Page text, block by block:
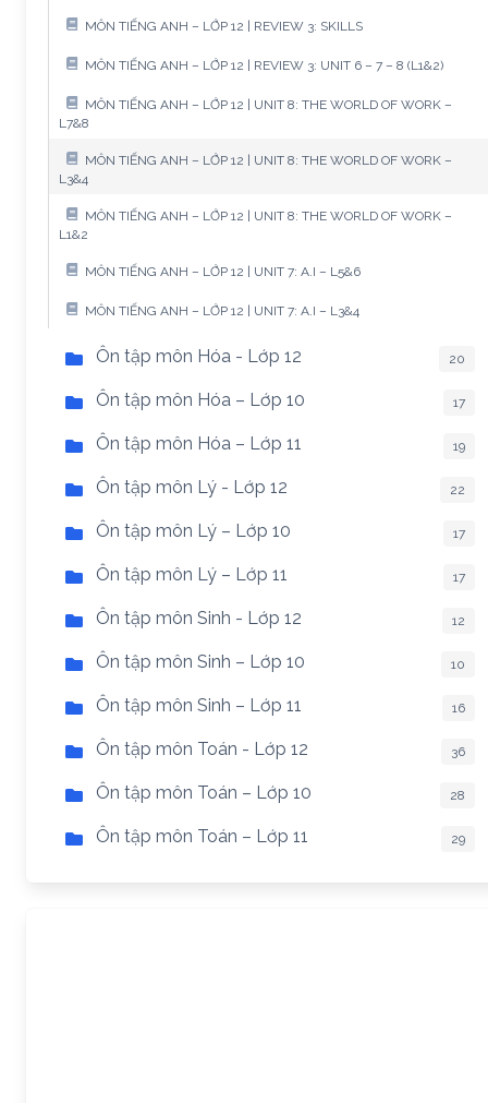
MÔN TIẾNG ANH – LỚP 12 | REVIEW 3: SKILLS
MÔN TIẾNG ANH – LỚP 12 | REVIEW 3: UNIT 6 – 7 – 8 (L1&2)
MÔN TIẾNG ANH – LỚP 12 | UNIT 8: THE WORLD OF WORK –
L7&8
MÔN TIẾNG ANH – LỚP 12 | UNIT 8: THE WORLD OF WORK –
L3&4
MÔN TIẾNG ANH – LỚP 12 | UNIT 8: THE WORLD OF WORK –
L1&2
MÔN TIẾNG ANH – LỚP 12 | UNIT 7: A.I – L5&6
MÔN TIẾNG ANH – LỚP 12 | UNIT 7: A.I – L3&4
Ôn tập môn Hóa - Lớp 12 20
Ôn tập môn Hóa – Lớp 10 17
Ôn tập môn Hóa – Lớp 11 19
Ôn tập môn Lý - Lớp 12 22
Ôn tập môn Lý – Lớp 10 17
Ôn tập môn Lý – Lớp 11 17
Ôn tập môn Sinh - Lớp 12 12
Ôn tập môn Sinh – Lớp 10 10
Ôn tập môn Sinh – Lớp 11 16
Ôn tập môn Toán - Lớp 12 36
Ôn tập môn Toán – Lớp 10 28
Ôn tập môn Toán – Lớp 11 29